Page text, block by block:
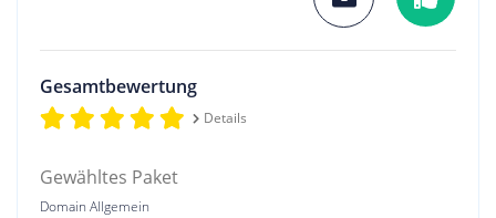
Gesamtbewertung
Details
Gewähltes Paket
Domain Allgemein